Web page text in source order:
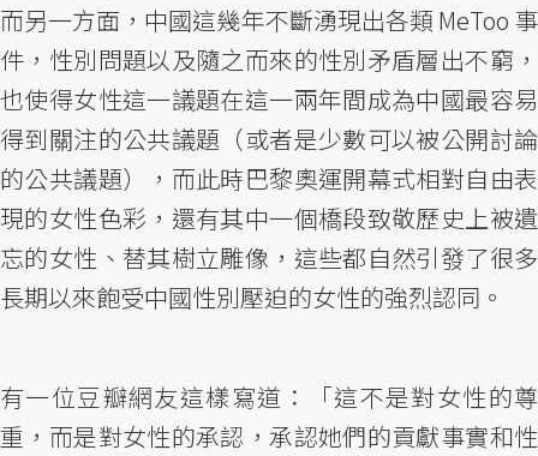
而另一方面，中國這幾年不斷湧現出各類 MeToo 事
件，性別問題以及隨之而來的性別矛盾層出不窮，
也使得女性這一議題在這一兩年間成為中國最容易
得到關注的公共議題（或者是少數可以被公開討論
的公共議題），而此時巴黎奧運開幕式相對自由表
現的女性色彩，還有其中一個橋段致敬歷史上被遺
忘的女性、替其樹立雕像，這些都自然引發了很多
長期以來飽受中國性別壓迫的女性的強烈認同。
有一位豆瓣網友這樣寫道：「這不是對女性的尊
重，而是對女性的承認，承認她們的貢獻事實和性